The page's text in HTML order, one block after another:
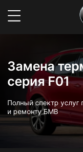
Замена
серия F01
Полный спектр услуг
и ремонту БМВ